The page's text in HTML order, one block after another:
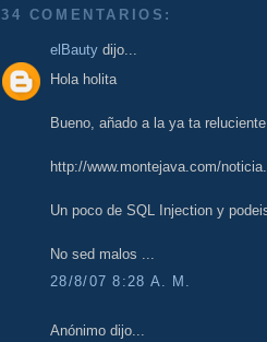
34 COMENTARIOS:
elBauty dijo...
Hola holita
Bueno, añado a la ya ta
http://www.montejava.com/
Un poco de SQL Injection y
No sed malos ...
28/8/07 8:28 A. M.
Anónimo dijo...